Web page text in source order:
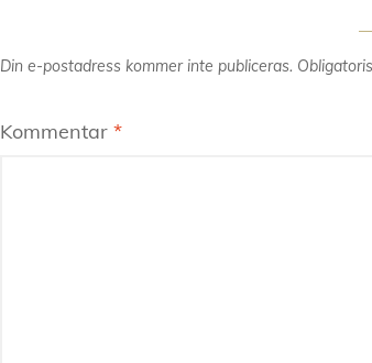
Din e-postadress kommer inte publiceras.
Kommentar *